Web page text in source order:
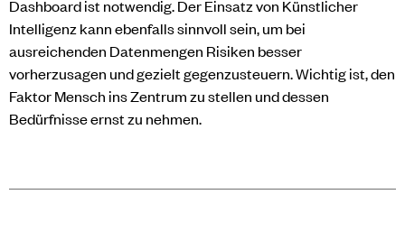
Dashboard ist notwendig. Der Einsatz von Künstlicher
Intelligenz kann ebenfalls sinnvoll sein, um bei
ausreichenden Datenmengen Risiken besser
vorherzusagen und gezielt gegenzusteuern. Wichtig ist, den
Faktor Mensch ins Zentrum zu stellen und dessen
Bedürfnisse ernst zu nehmen.